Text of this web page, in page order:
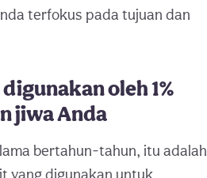
terfokus pada tujuan dan
oleh 1%
jiwa Anda
bertahun-tahun, itu adalah
yang digunakan untuk